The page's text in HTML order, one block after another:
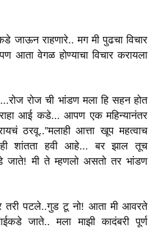
जाऊन राहणारे.. मग मी पुढचा विचार
आता वेगळ होण्याचा विचार करायला
रोज ची भांडण मला हि सहन होत
आई कडे... आपण एक महिन्यानंतर
ठरवू..”मलाही आत्ता खूप महत्वाच
शांतता हवी आहे... बर झाल तूच
मी ते म्हणलो असतो तर भांडण
तरी पटले..गुड टू नो! आता मी आवरते
जाते.. मला माझी कादंबरी पूर्ण